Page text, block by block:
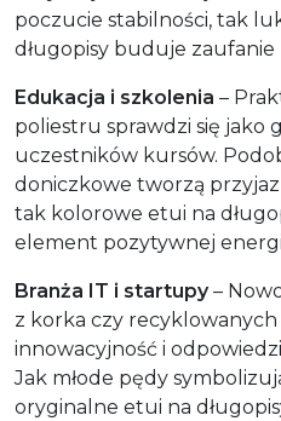
poczucie stabilności, tak
długopisy buduje zaufanie
Edukacja i szkolenia –
poliestru sprawdzi się jako
uczestników kursów.
doniczkowe tworzą
tak kolorowe etui na
element pozytywnej
Branża IT i startupy–
z korka czy
innowacyjność i
Jak młode pędy
oryginalne etui na